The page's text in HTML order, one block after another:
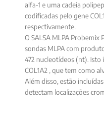
alfa-1 e uma cadeia
codificadas pelo gene
respectivamente.
O SALSA MLPA Probemix
sondas MLPA com
472 nucleotídeos (nt). Isto
COL1A2 , que tem como
Além disso, estão
detectam localizações